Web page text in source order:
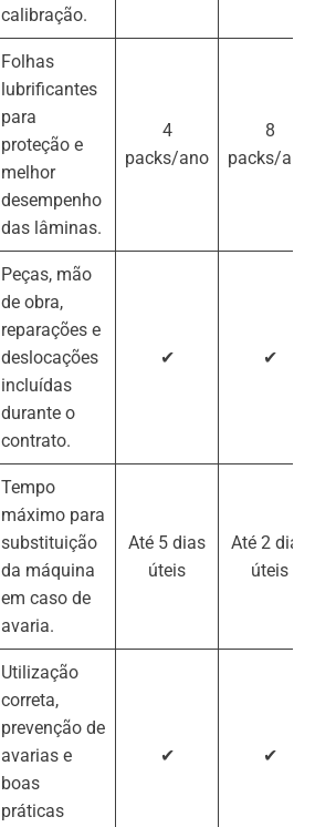
calibração.
Folhas
lubrificantes
para
proteção e
melhor
desempenho
das lâminas.
4
packs/ano
8
packs/ano
Peças, mão
de obra,
reparações e
deslocações
incluídas
durante o
contrato.
✔ ✔
Tempo
máximo para
substituição
da máquina
em caso de
avaria.
Até 5 dias
úteis
Até 2 dias
úteis
Utilização
correta,
prevenção de
avarias e
boas
práticas
✔ ✔